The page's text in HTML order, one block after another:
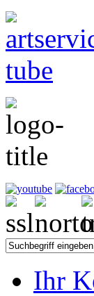
Ihr